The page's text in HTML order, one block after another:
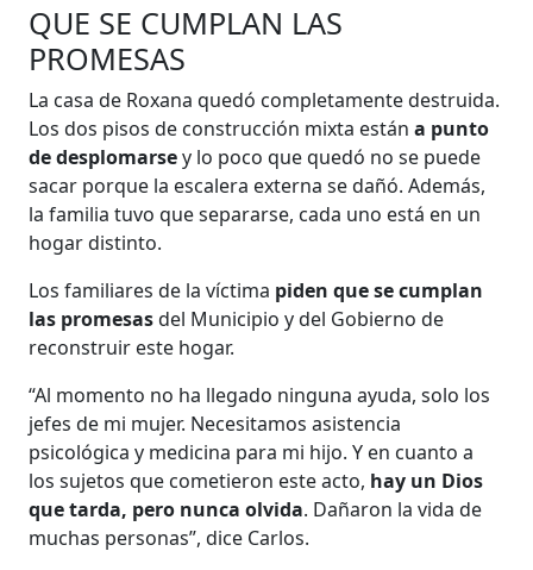
QUE SE CUMPLAN LAS
PROMESAS
La casa de Roxana quedó completamente destruida.
Los dos pisos de construcción mixta estána punto
de desplomarsey lo poco que quedó no se puede
sacar porque la escalera externa se dañó. Además,
la familia tuvo que separarse, cada uno está en un
hogar distinto.
Los familiares de la víctima piden que se cumplan
las promesasdel Municipio y del Gobierno de
reconstruir este hogar.
“Al momento no ha llegado ninguna ayuda, solo los
jefes de mi mujer. Necesitamos asistencia
psicológica y medicina para mi hijo. Y en cuanto a
los sujetos que cometieron este acto, hay un Dios
que tarda, pero nunca olvida. Dañaron la vida de
muchas personas”, dice Carlos.